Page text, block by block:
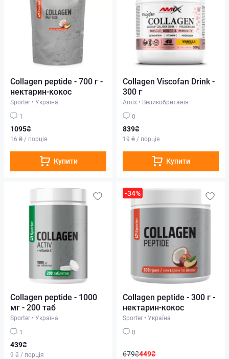
Collagen peptide - 700 г -
нектарин-кокос
Sporter • Україна
1
1095₴
16 ₴ / порція
Купити
Collagen Viscofan Drink -
300 г
Amix • Великобританія
0
839₴
19 ₴ / порція
Купити
Collagen peptide - 1000
мг - 200 таб
Sporter • Україна
1
439₴
9 ₴ / порція
-34%
Collagen peptide - 300 г -
нектарин-кокос
Sporter • Україна
0
679₴449₴